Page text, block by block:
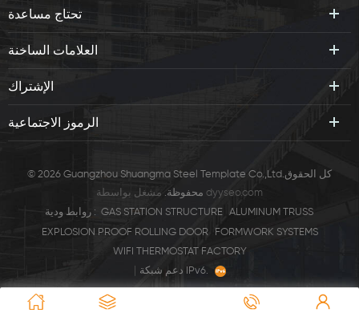
تحتاج مساعدة
العلامات الساخنة
الإشتراك
الرموز الاجتماعية
© 2026 Guangzhou Shuangma Steel Template Co.,Ltd.كل الحقوق
محفوظة. dyyseo.com
روابط ودية : GAS STATION STRUCTURE
ALUMINUM TRUSS
EXPLOSION PROOF ROLLING DOOR
FORMWORK SYSTEMS
WIFI THERMOSTAT FACTORY
دعم شبكة IPv6.